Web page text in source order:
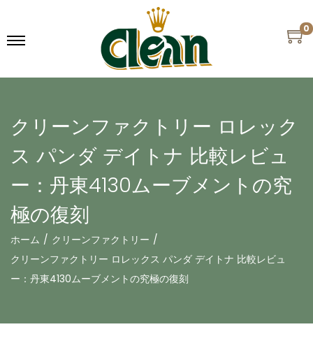
0
クリーンファクトリー ロレック
ス パンダ デイトナ 比較レビュ
ー：丹東4130ムーブメントの究
極の復刻
ホーム / クリーンファクトリー /
クリーンファクトリー ロレックス パンダ デイトナ 比較レビュ
ー：丹東4130ムーブメントの究極の復刻